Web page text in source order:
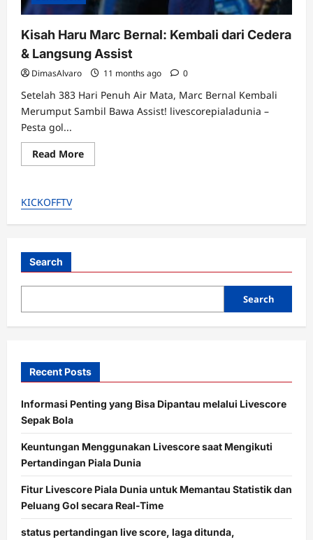
Kisah Haru Marc Bernal: Kembali dari Cedera
& Langsung Assist
DimasAlvaro 11 months ago 0
Setelah 383 Hari Penuh Air Mata, Marc Bernal Kembali
Merumput Sambil Bawa Assist! livescorepialadunia –
Pesta gol...
Read MoreRead
more
Kembali
Assist
KICKOFFTV
Search
Search
Recent Posts
Informasi Penting yang Bisa Dipantau melalui Livescore
Sepak Bola
Keuntungan Menggunakan Livescore saat Mengikuti
Pertandingan Piala Dunia
Fitur Livescore Piala Dunia untuk Memantau Statistik dan
Peluang Gol secara Real-Time
status pertandingan live score, laga ditunda,